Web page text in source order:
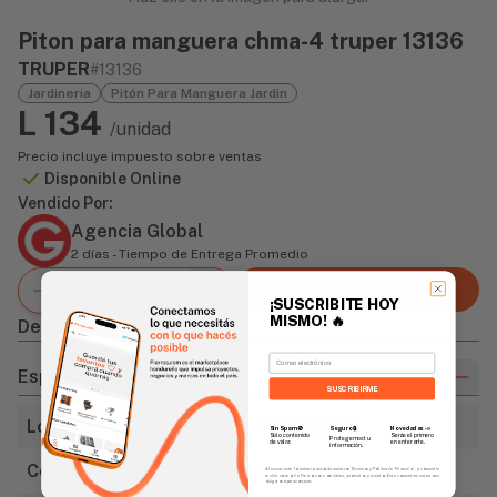
Piton para manguera chma-4 truper 13136
TRUPER#13136
Jardinería Pitón Para Manguera Jardin
L 134 /unidad
Precio incluye impuesto sobre ventas
Disponible Online
Vendido Por:
Agencia Global
2 días - Tiempo de Entrega Promedio
Agregar al carrito
Descripción
Especificaciones
Longitud 4" (101.6mm)
Conexión 3/4 - 11.5 NH
¡SUSCRIBITE HOY
MISMO! 🔥
Email
SUSCRIBIRME
Sin Spam 🚫
Solo contenido
de valor.
Seguro 🔒
Protegemos tu
información.
Novedades📣
Serás el primero
en enterarte.
Al enviar este formulario, aceptás nuestros Términos y Política de Privacidad, y consentís
recibir correos de Fierros con novedades, productos y eventos. Este consentimiento no es
obligatorio para comprar.